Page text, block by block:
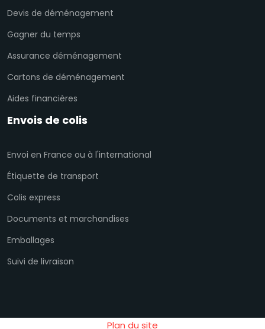
Devis de déménagement
Gagner du temps
Assurance déménagement
Cartons de déménagement
Aides financières
Envois de colis
Envoi en France ou à l'international
Étiquette de transport
Colis express
Documents et marchandises
Emballages
Suivi de livraison
Plan du site